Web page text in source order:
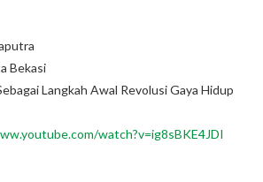
Bekasi
Langkah Awal Revolusi Gaya Hidup
watch?v=ig8sBKE4JDI